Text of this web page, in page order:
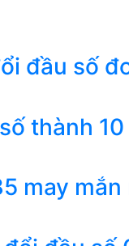
đầu số
thành
may mắn